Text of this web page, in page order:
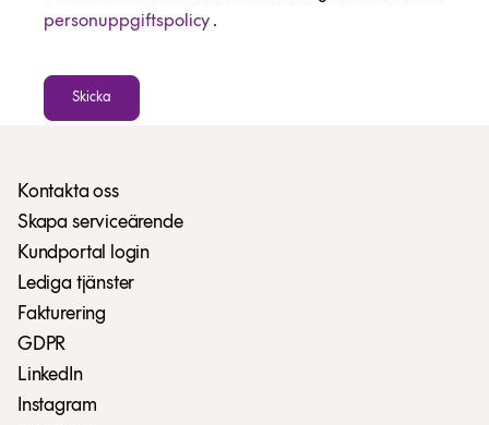
personuppgiftspolicy .
Skicka
Kontakta oss
Skapa serviceärende
Kundportal login
Lediga tjänster
Fakturering
GDPR
LinkedIn
Instagram